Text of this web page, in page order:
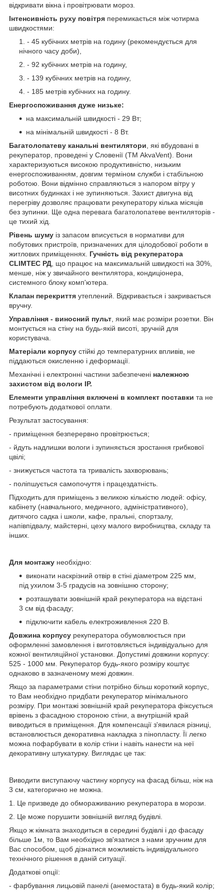
відкривати вікна і провітрювати мороз.
Інтенсивність руху повітря перемикається між чотирма
швидкостями:
- 45 кубічних метрів на годину (рекомендується для
нічного часу доби),
- 92 кубічних метрів на годину,
- 139 кубічних метрів на годину,
- 185 метрів кубічних на годину.
Енергоспоживання дуже низьке:
на максимальній швидкості - 29 Вт;
на мінімальній швидкості - 8 Вт.
Багатолопатеву канальні вентилятори , які вбудовані в
рекуператор, проведені у Словенії (ТМ AkvaVent). Вони
характеризуються високою продуктивністю, низьким
енергоспоживанням, довгим терміном служби і стабільною
роботою. Вони відмінно справляються з напором вітру у
висотних будинках і не зупиняються. Захист двигуна від
перегріву дозволяє працювати рекуператору кілька місяців
без зупинки. Ще одна перевага багатолопатеве вентиляторів -
це тихий хід.
Рівень шуму із запасом вписується в нормативи для
побутових пристроїв, призначених для цілодобової роботи в
житлових приміщеннях. Гучність від рекуператора
CLIMTEC РД , що працює на максимальній швидкості на 30%,
менше, ніж у звичайного вентилятора, кондиціонера,
системного блоку комп'ютера.
Клапан перекриття утеплений. Відкривається і закривається
вручну.
Управління - виносний пульт , який має розміри розетки. Він
монтується на стіну на будь-якій висоті, зручній для
користувача.
Матеріали корпусу стійкі до температурних впливів, не
піддаються окисленню і деформації.
Механічні і електронні частини забезпечені належною
захистом від вологи IP.
Елементи управління включені в комплект поставки та не
потребують додаткової оплати.
Результат застосування:
- приміщення безперервно провітрюється;
- йдуть надлишки вологи і зупиняється зростання грибкової
цвілі;
- знижується частота та тривалість захворювань;
- поліпшується самопочуття і працездатність.
Підходить для приміщень з великою кількістю людей: офісу,
кабінету (навчального, медичного, адміністративного),
дитячого садка і школи, кафе, пральні, спортзалу,
напівпідвалу, майстерні, цеху малого виробництва, складу та
інших.
Для монтажу необхідно:
виконати наскрізний отвір в стіні діаметром 225 мм,
під ухилом 3-5 градусів на зовнішню сторону;
розташувати зовнішній край рекуператора на відстані
3 см від фасаду;
підключити кабель електроживлення 220 В.
Довжина корпусу рекуператора обумовлюється при
оформленні замовлення і виготовляється індивідуально для
кожної вентиляційної установки. Допустимі довжини корпусу:
525 - 1000 мм. Рекуператор будь-якого розміру коштує
однаково в зазначеному межі довжин.
Якщо за параметрами стіни потрібно більш короткий корпус,
то Вам необхідно придбати рекуператор мінімального
розміру. При монтажі зовнішній край рекуператора фіксується
врівень з фасадною стороною стіни, а внутрішній край
виводиться в приміщення. Для компенсації з'явилася різниці,
встановлюється декоративна накладка з пінопласту. Її легко
можна пофарбувати в колір стіни і навіть нанести на неї
декоративну штукатурку. Виглядає це так:
Виводити виступаючу частину корпусу на фасад більш, ніж на
3 см, категорично не можна.
1. Це призведе до обмораживанию рекуператора в морози.
2. Це може порушити зовнішній вигляд будівлі.
Якщо ж кімната знаходиться в середині будівлі і до фасаду
більше 1м, то Вам необхідно зв'язатися з нами зручним для
Вас способом, щоб дізнатися можливість індивідуального
технічного рішення в даній ситуації.
Додаткові опції:
- фарбування лицьовій панелі (анемостата) в будь-який колір;